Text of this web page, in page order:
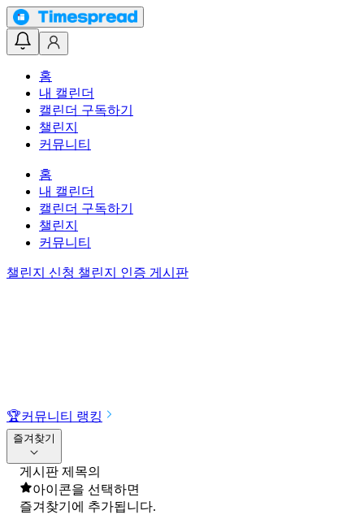
홈
내 캘린더
캘린더 구독하기
챌린지
커뮤니티
홈
내 캘린더
캘린더 구독하기
챌린지
커뮤니티
챌린지 신청 챌린지 인증 게시판
🏆커뮤니티 랭킹
즐겨찾기
게시판 제목의
아이콘을 선택하면
즐겨찾기에 추가됩니다.